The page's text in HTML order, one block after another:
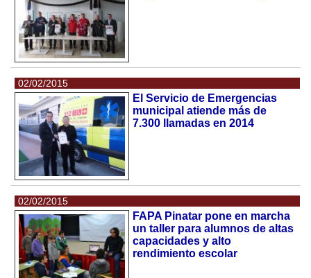
02/02/2015
El Servicio de Emergencias
municipal atiende más de
7.300 llamadas en 2014
02/02/2015
FAPA Pinatar pone en marcha
un taller para alumnos de altas
capacidades y alto
rendimiento escolar